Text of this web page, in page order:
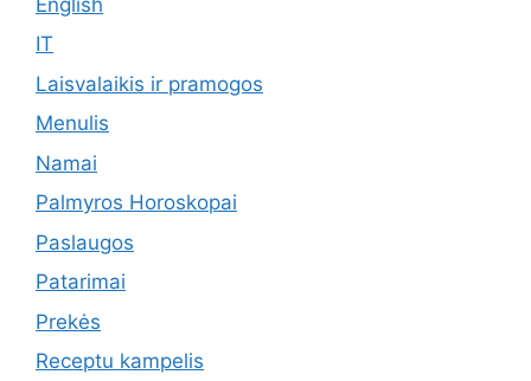
IT
Laisvalaikis ir pramogos
Menulis
Namai
Palmyros Horoskopai
Paslaugos
Patarimai
Prekės
Receptu kampelis